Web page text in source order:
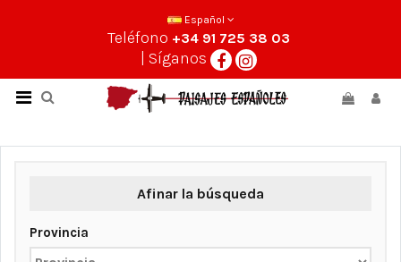
Español
Teléfono +34 91 725 38 03
| Síganos
Afinar la búsqueda
Provincia